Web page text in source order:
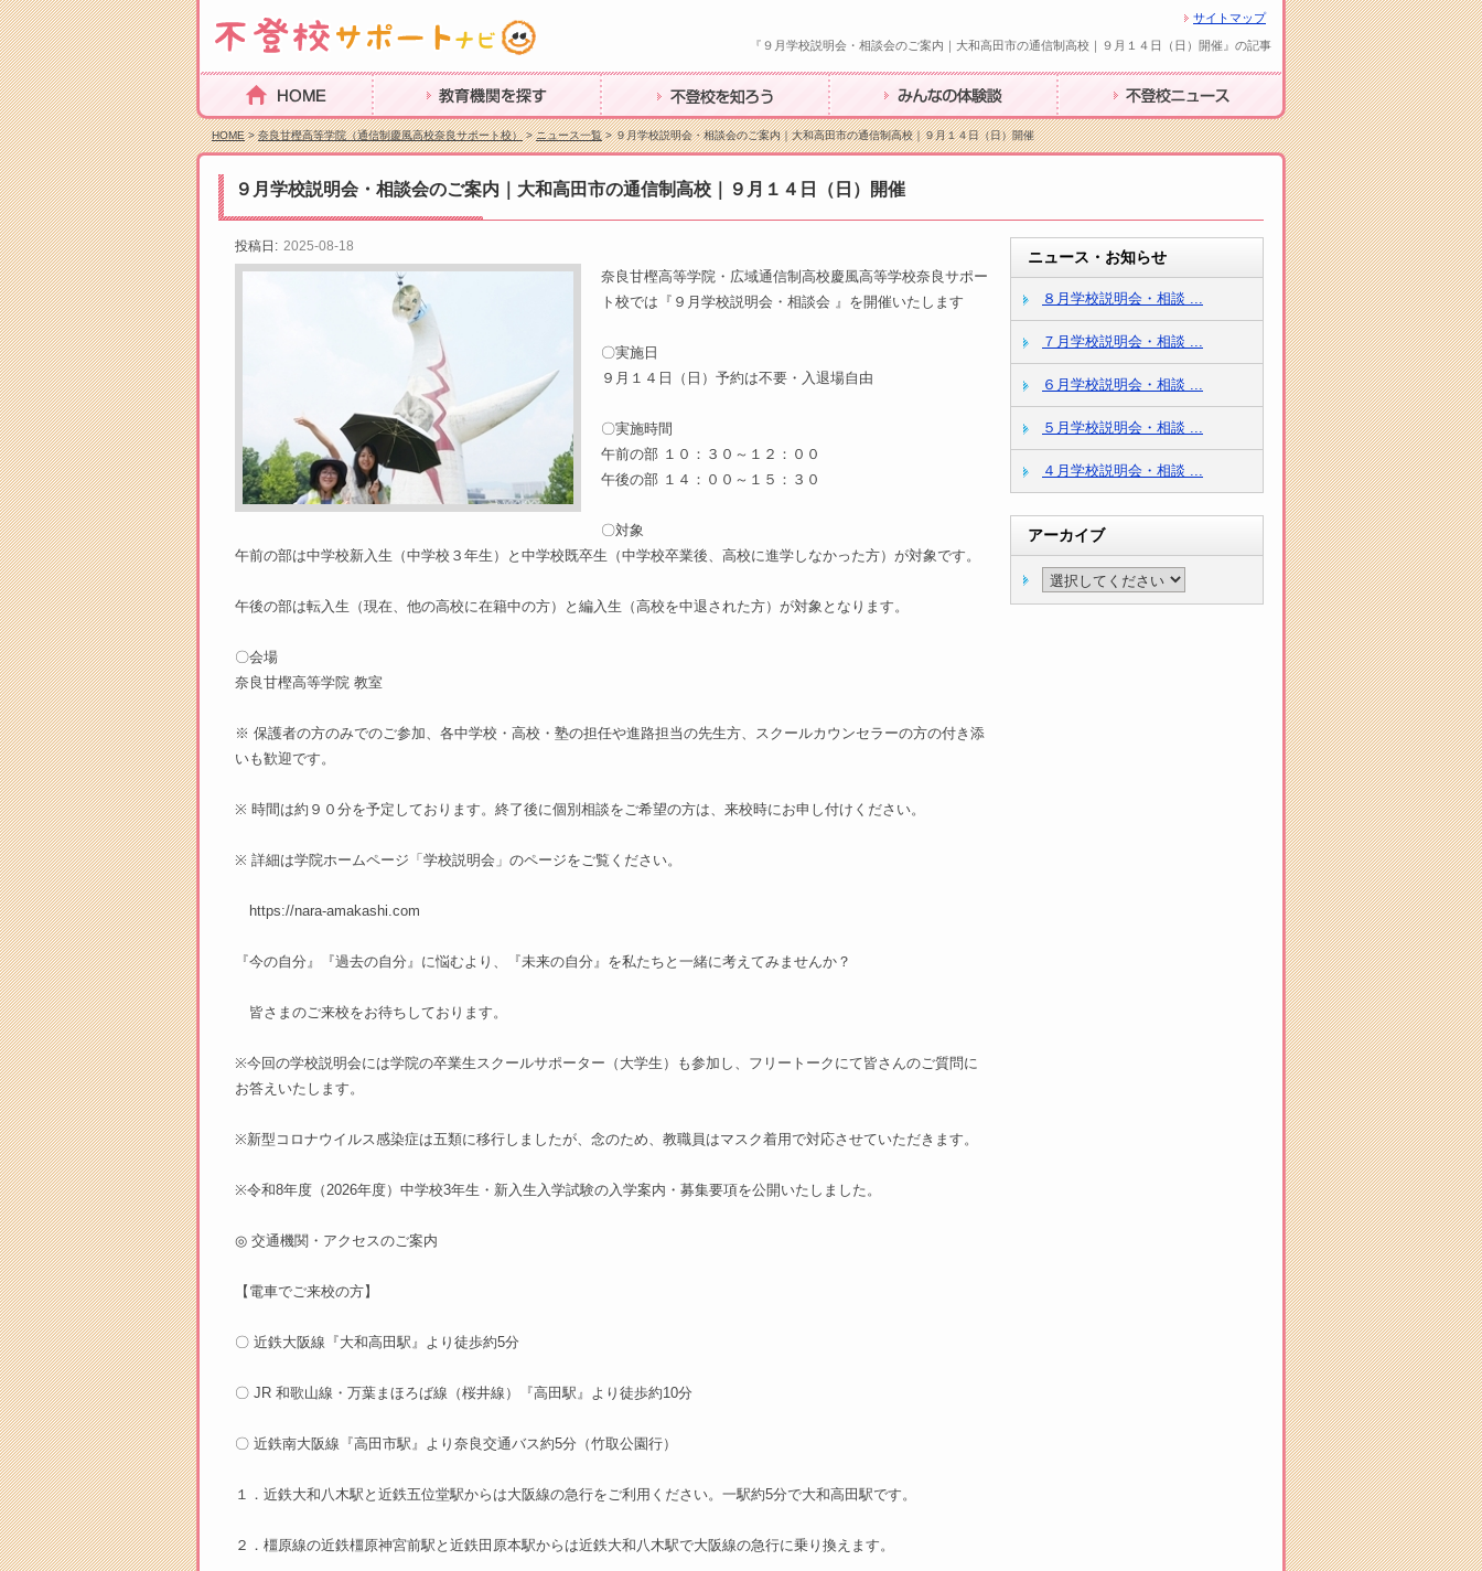
サイトマップ
『９月学校説明会・相談会のご案内｜大和高田市の通信制高校｜９月１４日（日）開催』の記事
HOME 教育機関を探す 不登校を知ろう みんなの体験談 不登校ニュース
HOME>奈良甘樫高等学院（通信制慶風高校奈良サポート校）>ニュース一覧> ９月学校説明会・相談会のご案内｜大和高田市の通信制高校｜９月１４日（日）開催
９月学校説明会・相談会のご案内｜大和高田市の通信制高校｜９月１４日（日）開催
投稿日: 2025-08-18
奈良甘樫高等学院・広域通信制高校慶風高等学校奈良サポー
ト校では『９月学校説明会・相談会 』を開催いたします
〇実施日
９月１４日（日）予約は不要・入退場自由
〇実施時間
午前の部 １０：３０～１２：００
午後の部 １４：００～１５：３０
〇対象
午前の部は中学校新入生（中学校３年生）と中学校既卒生（中学校卒業後、高校に進学しなかった方）が対象です。
午後の部は転入生（現在、他の高校に在籍中の方）と編入生（高校を中退された方）が対象となります。
〇会場
奈良甘樫高等学院 教室
※ 保護者の方のみでのご参加、各中学校・高校・塾の担任や進路担当の先生方、スクールカウンセラーの方の付き添
いも歓迎です。
※ 時間は約９０分を予定しております。終了後に個別相談をご希望の方は、来校時にお申し付けください。
※ 詳細は学院ホームページ「学校説明会」のページをご覧ください。
https://nara-amakashi.com
『今の自分』『過去の自分』に悩むより、『未来の自分』を私たちと一緒に考えてみませんか？
皆さまのご来校をお待ちしております。
※今回の学校説明会には学院の卒業生スクールサポーター（大学生）も参加し、フリートークにて皆さんのご質問に
お答えいたします。
※新型コロナウイルス感染症は五類に移行しましたが、念のため、教職員はマスク着用で対応させていただきます。
※令和8年度（2026年度）中学校3年生・新入生入学試験の入学案内・募集要項を公開いたしました。
◎ 交通機関・アクセスのご案内
【電車でご来校の方】
〇 近鉄大阪線『大和高田駅』より徒歩約5分
〇 JR 和歌山線・万葉まほろば線（桜井線）『高田駅』より徒歩約10分
〇 近鉄南大阪線『高田市駅』より奈良交通バス約5分（竹取公園行）
１．近鉄大和八木駅と近鉄五位堂駅からは大阪線の急行をご利用ください。一駅約5分で大和高田駅です。
２．橿原線の近鉄橿原神宮前駅と近鉄田原本駅からは近鉄大和八木駅で大阪線の急行に乗り換えます。
ニュース・お知らせ
８月学校説明会・相談 ...
７月学校説明会・相談 ...
６月学校説明会・相談 ...
５月学校説明会・相談 ...
４月学校説明会・相談 ...
アーカイブ